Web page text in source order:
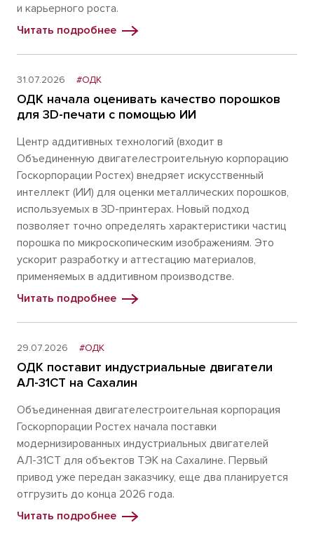
и карьерного роста.
Читать подробнее
31.07.2026 #ОДК
ОДК начала оценивать качество порошков
для 3D-печати с помощью ИИ
Центр аддитивных технологий (входит в
Объединенную двигателестроительную корпорацию
Госкорпорации Ростех) внедряет искусственный
интеллект (ИИ) для оценки металлических порошков,
используемых в 3D-принтерах. Новый подход
позволяет точно определять характеристики частиц
порошка по микроскопическим изображениям. Это
ускорит разработку и аттестацию материалов,
применяемых в аддитивном производстве.
Читать подробнее
29.07.2026 #ОДК
ОДК поставит индустриальные двигатели
АЛ-31СТ на Сахалин
Объединенная двигателестроительная корпорация
Госкорпорации Ростех начала поставки
модернизированных индустриальных двигателей
АЛ-31СТ для объектов ТЭК на Сахалине. Первый
привод уже передан заказчику, еще два планируется
отгрузить до конца 2026 года.
Читать подробнее